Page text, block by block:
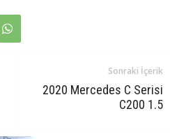
Sonraki İçerik
2020 Mercedes C Serisi
C200 1.5